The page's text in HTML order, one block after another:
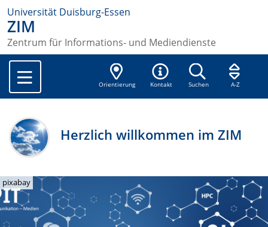
Universität Duisburg-Essen
ZIM
Zentrum für Informations- und Mediendienste
Orientierung Kontakt Suchen A-Z
Herzlich willkommen im ZIM
pixabay